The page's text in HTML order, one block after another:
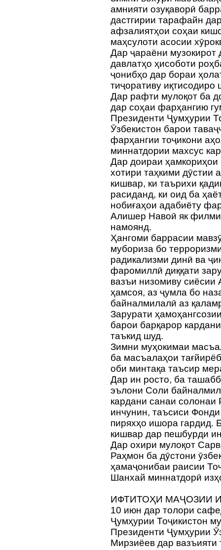
амнияти озуқаворӣ
дастгирии тарафайн
афзалиятҳои соҳаи
маҳсулоти асосии
Дар ҷараёни музокирот
давлатҳо ҳисоботи
ҷонибҳо дар бораи
тиҷоративу иқтисодиро
Дар рафти мулоқот ба
дар соҳаи фарҳангию
Президенти Ҷумҳурии
Ӯзбекистон барои
фарҳангии тоҷикони
миннатдории махсус
Дар доираи
хотири таҳкими дӯстии
кишвар, ки таърихи
расиданд, ки оид ба
нобиғаҳои адабиёту
Алишер Навоӣ як филми
намоянд.
Ҳангоми баррасии
мубориза бо
радикализми динӣ ва
фаромиллӣ диққати
вазъи низомиву
ҳамсоя, аз ҷумла бо
байналмилалӣ аз
Зарурати
барои барқарор
таъкид шуд.
Зимни муҳокимаи
ба масъалаҳои
оби минтақа таъсир
Дар ин росто, ба
эълони Соли
кардани санаи солонаи
инчунин, таъсиси
пиряхҳо ишора гардид.
кишвар дар пешбурди
Дар охири мулоқот
Раҳмон ба дӯстони
ҳамаҷонибаи раисии
Шанхай миннатдорӣ
ИФТИТОҲИ МАҶОЗИИ
10 июн дар толори
Ҷумҳурии Тоҷикистон
Президенти Ҷумҳурии
Мирзиёев дар вазъияти